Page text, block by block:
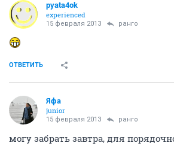
pyata4ok
experienced
15 февраля 2013 ранго
ОТВЕТИТЬ
Яфа
junior
15 февраля 2013 ранго
могу забрать завтра, для